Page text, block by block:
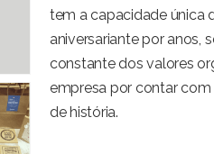
tem a capacidade única
aniversariante por anos,
constante dos valores
empresa por contar
de história.